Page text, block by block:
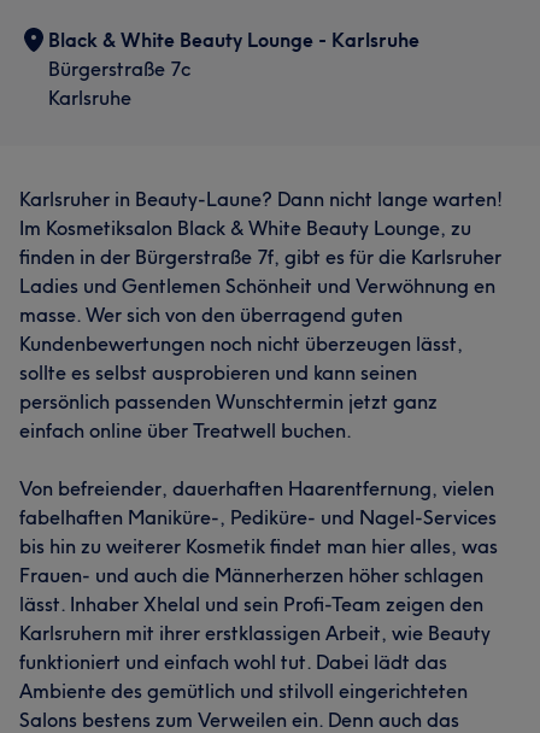
Black & White Beauty Lounge - Karlsruhe
Bürgerstraße 7c
Karlsruhe
Karlsruher in Beauty-Laune? Dann nicht lange warten!
Im Kosmetiksalon Black & White Beauty Lounge, zu
finden in der Bürgerstraße 7f, gibt es für die Karlsruher
Ladies und Gentlemen Schönheit und Verwöhnung en
masse. Wer sich von den überragend guten
Kundenbewertungen noch nicht überzeugen lässt,
sollte es selbst ausprobieren und kann seinen
persönlich passenden Wunschtermin jetzt ganz
einfach online über Treatwell buchen.
Von befreiender, dauerhaften Haarentfernung, vielen
fabelhaften Maniküre-, Pediküre- und Nagel-Services
bis hin zu weiterer Kosmetik findet man hier alles, was
Frauen- und auch die Männerherzen höher schlagen
lässt. Inhaber Xhelal und sein Profi-Team zeigen den
Karlsruhern mit ihrer erstklassigen Arbeit, wie Beauty
funktioniert und einfach wohl tut. Dabei lädt das
Ambiente des gemütlich und stilvoll eingerichteten
Salons bestens zum Verweilen ein. Denn auch das